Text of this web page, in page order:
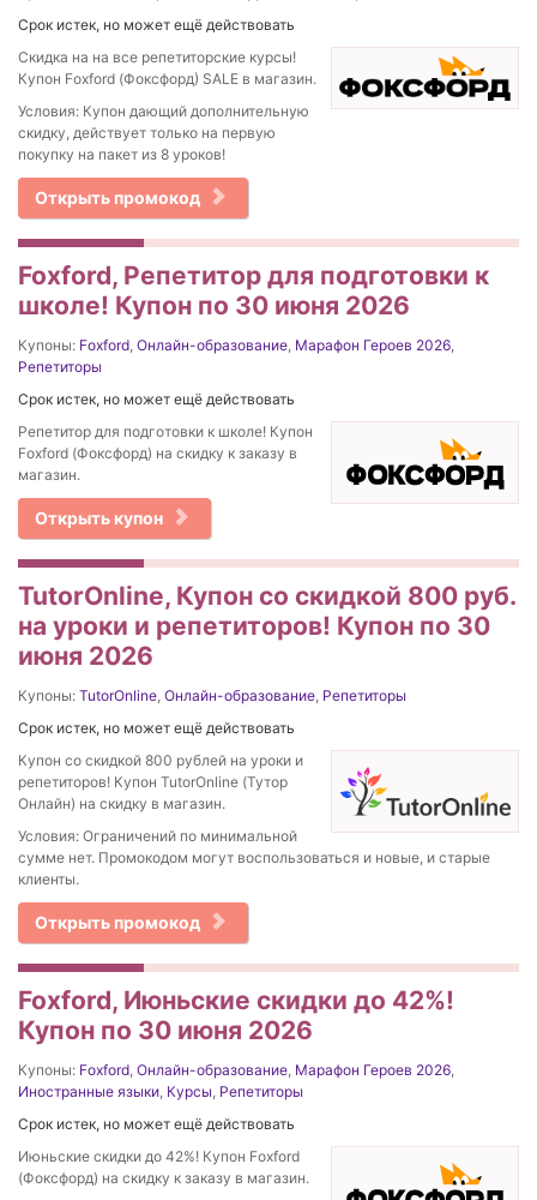
Срок истек, но может ещё действовать
Скидка на на все репетиторские курсы!
Купон Foxford (Фоксфорд) SALE в магазин.
Условия: Купон дающий дополнительную
скидку, действует только на первую
покупку на пакет из 8 уроков!
Открыть промокод
Foxford, Репетитор для подготовки к
школе! Купон по 30 июня 2026
Купоны: Foxford, Онлайн-образование, Марафон Героев 2026,
Репетиторы
Срок истек, но может ещё действовать
Репетитор для подготовки к школе! Купон
Foxford (Фоксфорд) на скидку к заказу в
магазин.
Открыть купон
TutorOnline, Купон со скидкой 800 руб.
на уроки и репетиторов! Купон по 30
июня 2026
Купоны: TutorOnline, Онлайн-образование, Репетиторы
Срок истек, но может ещё действовать
Купон со скидкой 800 рублей на уроки и
репетиторов! Купон TutorOnline (Тутор
Онлайн) на скидку в магазин.
Условия: Ограничений по минимальной
сумме нет. Промокодом могут воспользоваться и новые, и старые
клиенты.
Открыть промокод
Foxford, Июньские скидки до 42%!
Купон по 30 июня 2026
Купоны: Foxford, Онлайн-образование, Марафон Героев 2026,
Иностранные языки, Курсы, Репетиторы
Срок истек, но может ещё действовать
Июньские скидки до 42%! Купон Foxford
(Фоксфорд) на скидку к заказу в магазин.